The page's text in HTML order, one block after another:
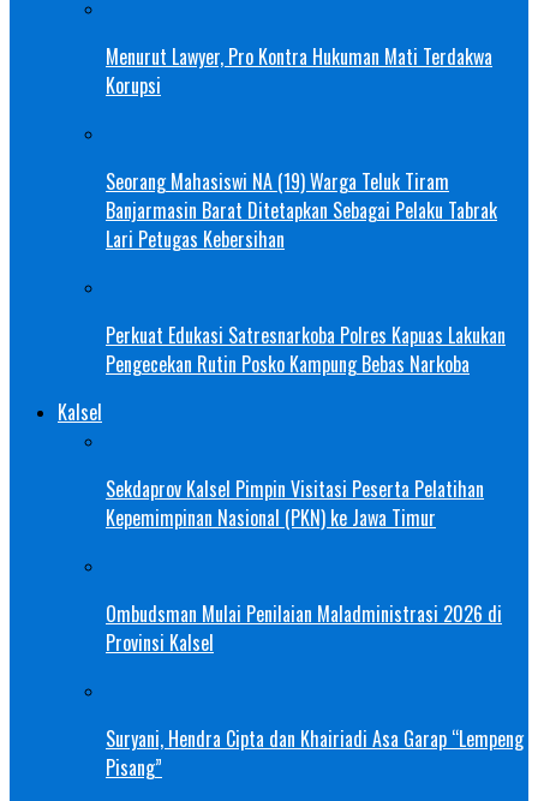
Menurut Lawyer, Pro Kontra Hukuman Mati Terdakwa
Korupsi
Seorang Mahasiswi NA (19) Warga Teluk Tiram
Banjarmasin Barat Ditetapkan Sebagai Pelaku Tabrak
Lari Petugas Kebersihan
Perkuat Edukasi Satresnarkoba Polres Kapuas Lakukan
Pengecekan Rutin Posko Kampung Bebas Narkoba
Kalsel
Sekdaprov Kalsel Pimpin Visitasi Peserta Pelatihan
Kepemimpinan Nasional (PKN) ke Jawa Timur
Ombudsman Mulai Penilaian Maladministrasi 2026 di
Provinsi Kalsel
Suryani, Hendra Cipta dan Khairiadi Asa Garap “Lempeng
Pisang”